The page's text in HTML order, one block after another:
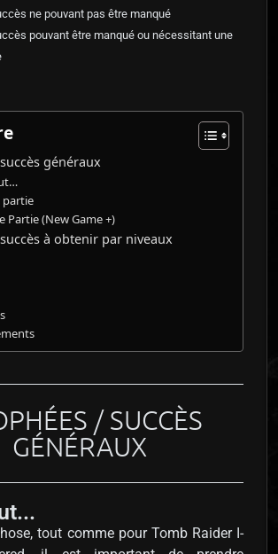
ne pouvant pas être manqué
pouvant être manqué ou nécessitant une
généraux​
partie
Partie (New Game +)
à obtenir par niveaux
/ SUCCÈS
GÉNÉRAUX​
tout comme pour Tomb Raider I-